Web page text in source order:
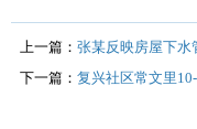
上一篇： 张某反映房屋下水
下一篇： 复兴社区常文里